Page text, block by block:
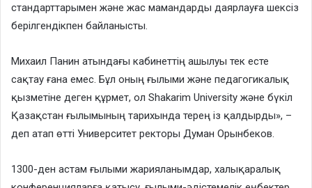
стандарттарымен және жас мамандарды даярлауға шексіз
берілгендікпен байланысты.
Михаил Панин атындағы кабинеттің ашылуы тек есте
сақтау ғана емес. Бұл оның ғылыми және педагогикалық
қызметіне деген құрмет, ол Shakarim University және бүкіл
Қазақстан ғылымының тарихында терең із қалдырды», –
деп атап өтті Университет ректоры Думан Орынбеков.
1300-ден астам ғылыми жарияланымдар, халықаралық